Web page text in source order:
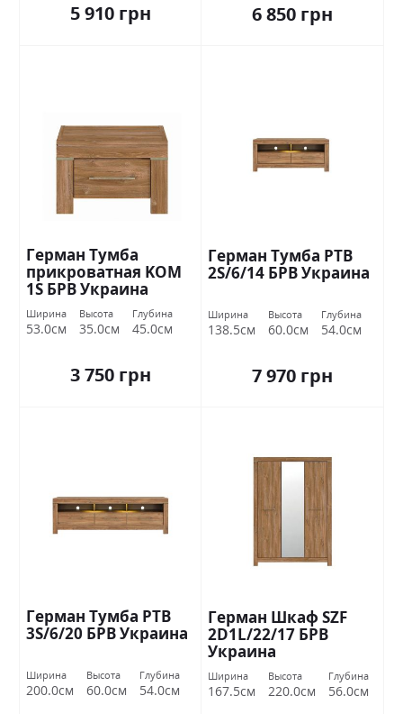
5 910 грн 6 850 грн
Герман Тумба
прикроватная KOM
1S БРВ Украина
Ширина
53.0см
Высота
35.0см
Глубина
45.0см
3 750 грн
Герман Тумба РТВ
2S/6/14 БРВ Украина
Ширина
138.5см
Высота
60.0см
Глубина
54.0см
7 970 грн
Герман Тумба РТВ
3S/6/20 БРВ Украина
Ширина
200.0см
Высота
60.0см
Глубина
54.0см
Герман Шкаф SZF
2D1L/22/17 БРВ
Украина
Ширина
167.5см
Высота
220.0см
Глубина
56.0см